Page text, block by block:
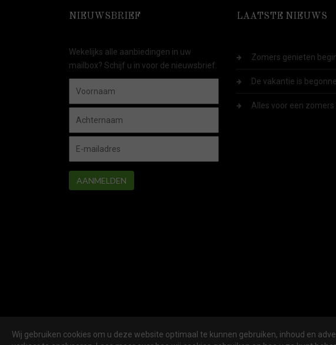
NIEUWSBRIEF
Wekelijks alle aanbiedingen in uw
mailbox? Schijf u in voor de nieuwsbrief.
AANMELDEN
LAATSTE NIEUWS
Zomers genieten
De vakantie is
Alles voor een
Wij gebruiken cookies om u deze website optimaal te kunnen gebruiken, inhoud en